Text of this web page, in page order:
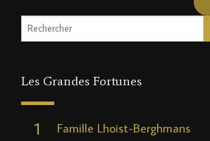
Les Grandes Fortunes
1 Famille Lhoist-Berghmans